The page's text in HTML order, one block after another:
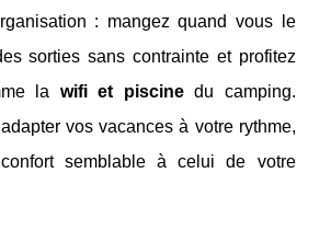
: mangez quand vous le
sorties sans contrainte et profitez
la wifi et piscinedu camping.
vos vacances à votre rythme,
semblable à celui de votre